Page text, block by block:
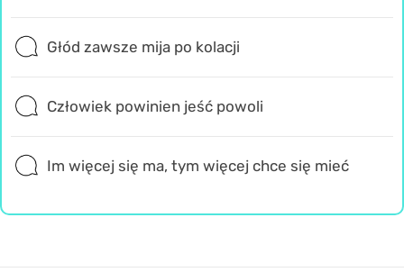
Głód zawsze mija po kolacji
Człowiek powinien jeść powoli
Im więcej się ma, tym więcej chce się mieć